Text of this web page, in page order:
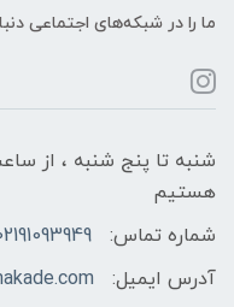
ما را در شبکه‌های اجتماعی
هستیم
شماره تماس:
آدرس ایمیل: